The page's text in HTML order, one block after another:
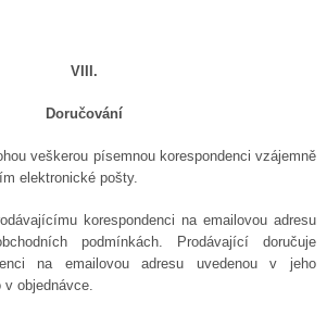
VIII.
Doručování
veškerou písemnou korespondenci vzájemně
elektronické pošty.
korespondenci na emailovou adresu
podmínkách. Prodávající doručuje
na emailovou adresu uvedenou v jeho
objednávce.